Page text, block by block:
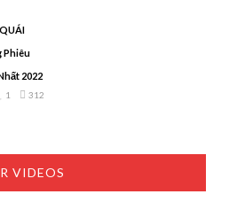
Phiêu
2022
312
1
VIDEOS